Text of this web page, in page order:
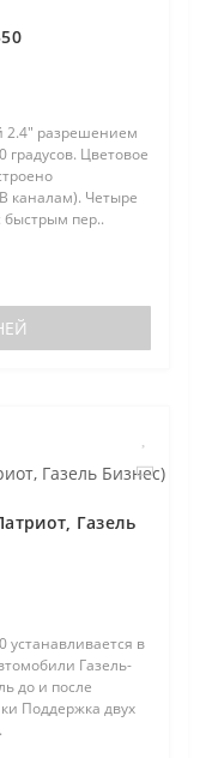
2.4" разрешением
градусов. Цветовое
каналам). Четыре
быстрым пер..
Газель
устанавливается в
Газель-
до и после
Поддержка двух